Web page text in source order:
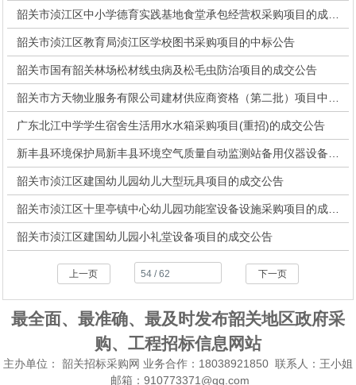
韶关市浈江区教育局浈江区学校图书采购项目的中标公告
韶关市国有韶关林场松材线虫病及松毛虫防治项目的成交公告
广东北江中学学生宿舍生活用水水箱采购项目(重招)的成交公告
韶关市浈江区建国幼儿园幼儿大型玩具项目的成交公告
韶关市浈江区建国幼儿园小礼堂设备项目的成交公告
上一页 下一页
最全面、最准确、最及时发布韶关地区政府采
购、工程招标信息网站
主办单位： 韶关招标采购网 业务合作：18038921850 联系人：王小姐
邮箱：910773371@qq.com